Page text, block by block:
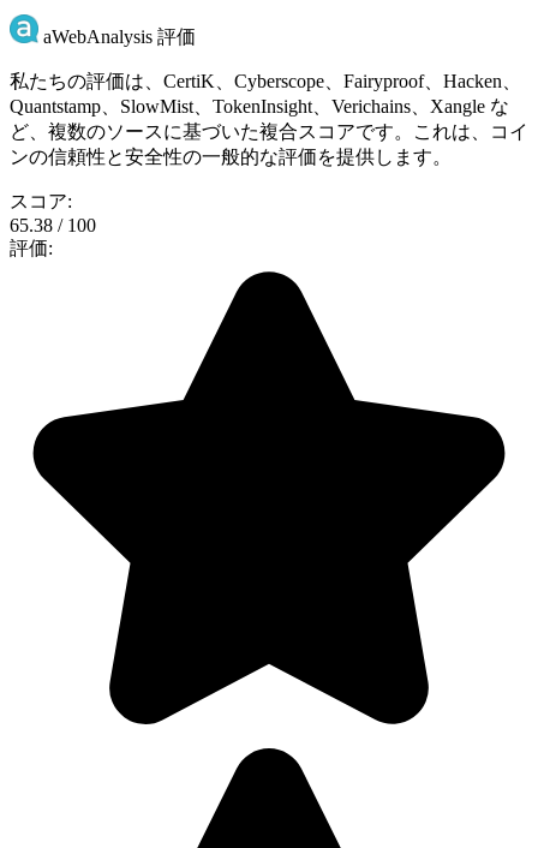
aWebAnalysis 評価
私たちの評価は、CertiK、Cyberscope、Fairyproof、Hacken、
Quantstamp、SlowMist、TokenInsight、Verichains、Xangle な
ど、複数のソースに基づいた複合スコアです。これは、コイ
ンの信頼性と安全性の一般的な評価を提供します。
スコア:
65.38 / 100
評価: